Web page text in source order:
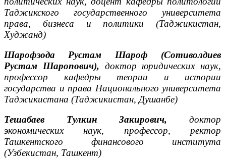
Таджикского государственного университета
права, бизнеса и политики (Таджикистан,
Худжанд)
Шарофзода
Рустам Шароф (Сотиволдиев
Рустам Шаропович), доктор юридических наук,
профессор кафедры теории и истории
государства и права Национального университета
Таджикистана (Таджикистан, Душанбе)
Тешабаев Тулкин Закирович,доктор
экономических наук, профессор, ректор
Ташкентского финансового института
(Узбекистан, Ташкент)